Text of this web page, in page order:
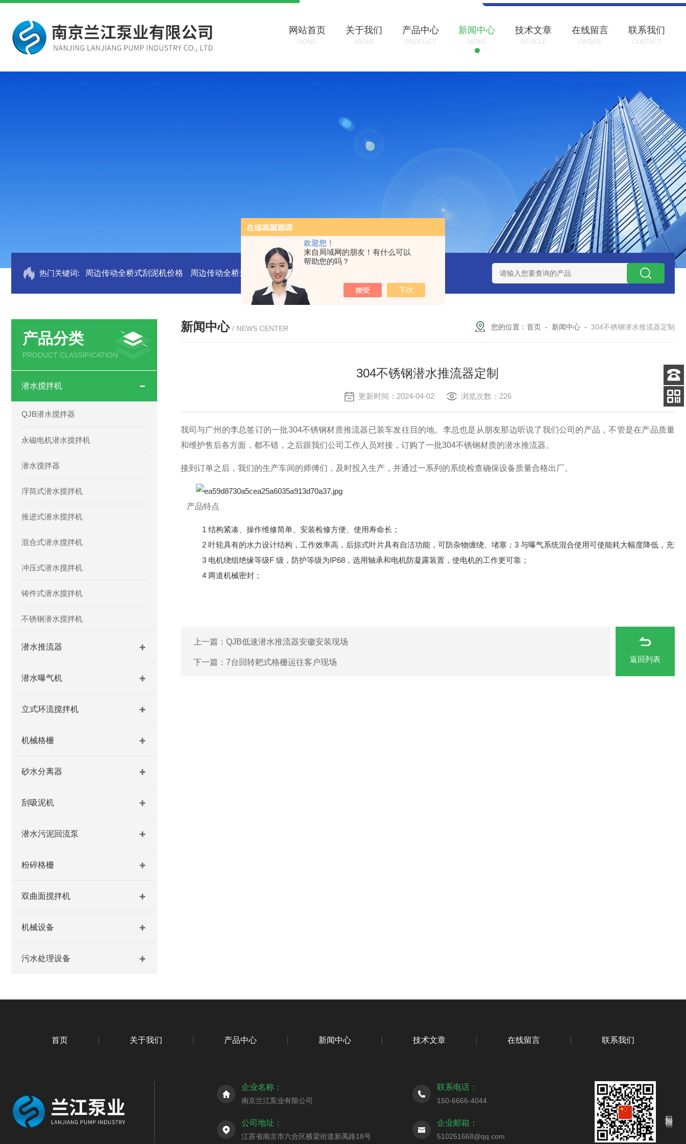
欢迎您！
来自局域网的朋友！有什么可以
帮助您的吗？
网站首页
HOME
关于我们
ABOUT
产品中心
PRODUCT
新闻中心
NEWS
技术文章
ARTICLE
在线留言
ORDER
联系我们
CONTACT
热门关键词: 周边传动全桥式刮泥机价格 周边传动全桥式刮泥机 周边传动半桥式刮泥机安装 周边传动半桥式刮泥机选型 周边传动半桥式刮泥机
产品分类
PRODUCT CLASSIFICATION
潜水搅拌机
QJB潜水搅拌器
永磁电机潜水搅拌机
潜水搅拌器
浮筒式潜水搅拌机
推进式潜水搅拌机
混合式潜水搅拌机
冲压式潜水搅拌机
铸件式潜水搅拌机
不锈钢潜水搅拌机
潜水推流器
潜水曝气机
立式环流搅拌机
机械格栅
砂水分离器
刮吸泥机
潜水污泥回流泵
粉碎格栅
双曲面搅拌机
机械设备
污水处理设备
新闻中心 / NEWS CENTER 您的位置： 首页 - 新闻中心 - 304不锈钢潜水推流器定制
304不锈钢潜水推流器定制
更新时间：2024-04-02 浏览次数：226
我司与广州的李总签订的一批304不锈钢材质推流器已装车发往目的地。李总也是从朋友那边听说了我们公司的产品，不管是在产品质量
和维护售后各方面，都不错，之后跟我们公司工作人员对接，订购了一批304不锈钢材质的潜水推流器。
接到订单之后，我们的生产车间的师傅们，及时投入生产，并通过一系列的系统检查确保设备质量合格出厂。
产品特点
1 结构紧凑、操作维修简单、安装检修方便、使用寿命长；
2 叶轮具有的水力设计结构，工作效率高，后掠式叶片具有自洁功能，可防杂物缠绕、堵塞；3 与曝气系统混合使用可使能耗大幅度降低，充
3 电机绕组绝缘等级F 级，防护等级为IP68，选用轴承和电机防凝露装置，使电机的工作更可靠；
4 两道机械密封；
上一篇： QJB低速潜水推流器安徽安装现场
下一篇： 7台回转耙式格栅运往客户现场 返回列表
首页 关于我们 产品中心 新闻中心 技术文章 在线留言 联系我们
企业名称：
南京兰江泵业有限公司
联系电话：
150-6666-4044
公司地址：
江苏省南京市六合区横梁街道新禹路18号
企业邮箱：
510251668@qq.com
客服
电话
扫码